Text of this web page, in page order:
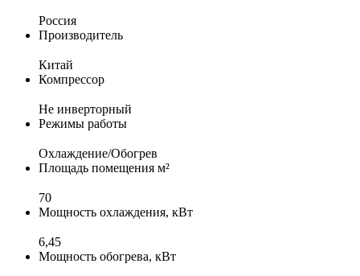
Россия
Производитель
Китай
Компрессор
Не инверторный
Режимы работы
Охлаждение/Обогрев
Площадь помещения м²
70
Мощность охлаждения, кВт
6,45
Мощность обогрева, кВт